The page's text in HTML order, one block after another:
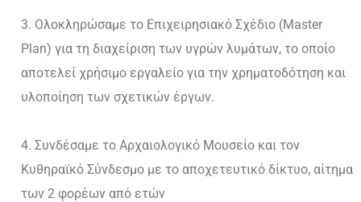
Ολοκληρώσαμε το Επιχειρησιακό Σχέδιο (Master
Plan) για τη διαχείριση των υγρών λυμάτων, το οποίο
αποτελεί χρήσιμο εργαλείο για την χρηματοδότηση και
υλοποίηση των σχετικών έργων.
Συνδέσαμε το Αρχαιολογικό Μουσείο και τον
Κυθηραϊκό Σύνδεσμο με το αποχετευτικό δίκτυο, αίτημα
των 2 φορέων από ετών